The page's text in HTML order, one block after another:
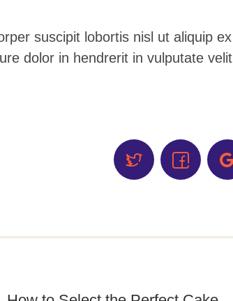
suscipit lobortis nisl ut aliquip ex
dolor in hendrerit in vulputate velit